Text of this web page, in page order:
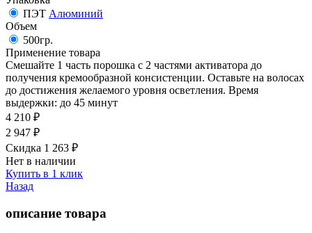
ПЭТ Алюминий
Объем
500гр.
Применение товара
Смешайте 1 часть порошка с 2 частями активатора до
получения кремообразной консистенции. Оставьте на волосах
до достижения желаемого уровня осветления. Время
выдержки: до 45 минут
4 210 ₽
2 947 ₽
Скидка 1 263 ₽
Нет в наличии
Купить в 1 клик
Назад
описание товара